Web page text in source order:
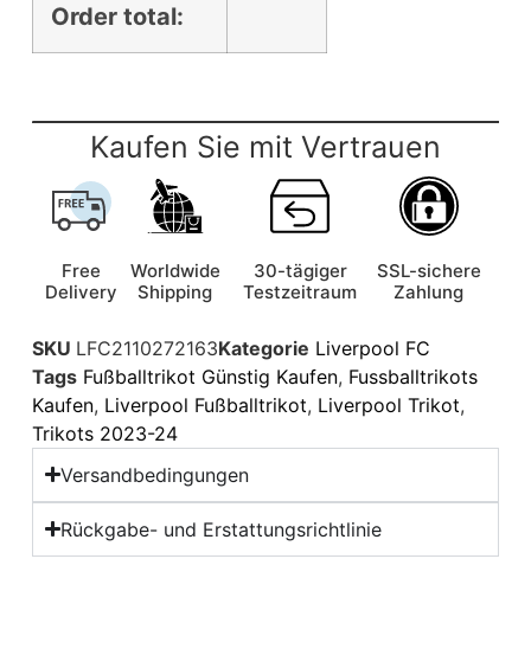
Order total:
Kaufen Sie mit Vertrauen
Free
Delivery
Worldwide
Shipping
30-tägiger
Testzeitraum
SSL-sichere
Zahlung
SKU LFC2110272163Kategorie Liverpool FC
Tags Fußballtrikot Günstig Kaufen, Fussballtrikots
Kaufen, Liverpool Fußballtrikot, Liverpool Trikot,
Trikots 2023-24
Versandbedingungen
Rückgabe- und Erstattungsrichtlinie